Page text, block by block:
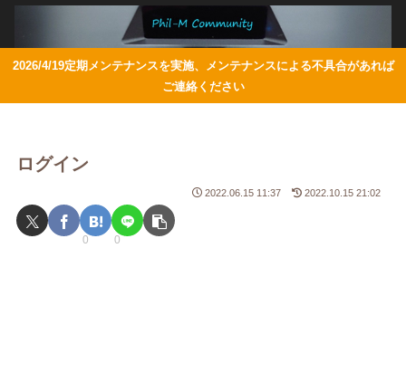
2026/4/19定期メンテナンスを実施、メンテナンスによる不具合があれば
ご連絡ください
ログイン
2022.06.15 11:37 2022.10.15 21:02
0 0